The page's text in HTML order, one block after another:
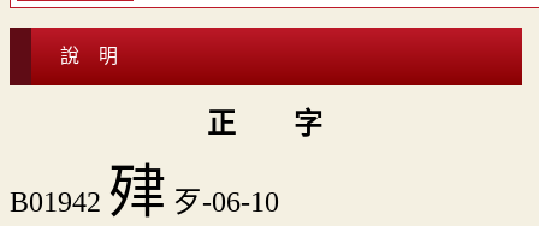
說 明
正 字
B01942 肂 歹-06-10